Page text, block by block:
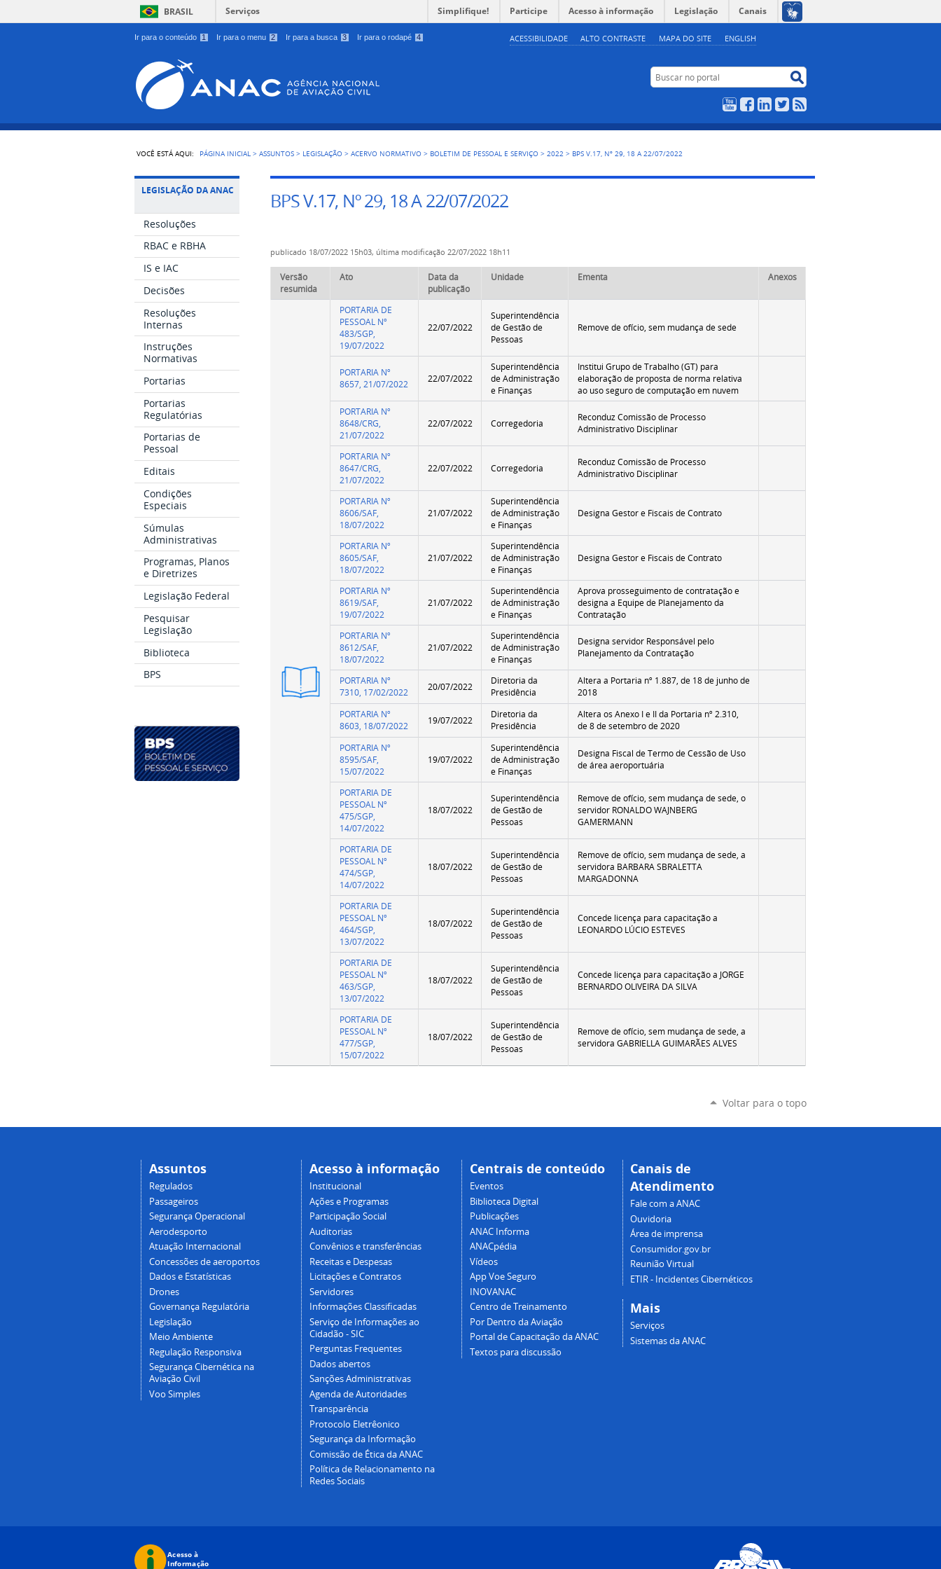
Ir para o conteúdo 1 Ir para o menu 2 Ir para a busca 3 Ir para o rodapé 4 ACESSIBILIDADE ALTO CONTRASTE MAPA DO SITE ENGLISH
BRASIL Serviços Simplifique! Participe Acesso à informação Legislação Canais
Buscar no portal
YouTubeFacebookLinkedIn
Twitter
VOCÊ ESTÁ AQUI: PÁGINA INICIAL >ASSUNTOS > LEGISLAÇÃO >ACERVO NORMATIVO > BOLETIM DE PESSOAL E SERVIÇO >2022 > BPS V.17, Nº 29, 18 A 22/07/2022
LEGISLAÇÃO DA ANAC
Resoluções
RBAC e RBHA
IS e IAC
Decisões
Resoluções
Internas
Instruções
Normativas
Portarias
Portarias
Regulatórias
Portarias de
Pessoal
Editais
Condições
Especiais
Súmulas
Administrativas
Programas, Planos
e Diretrizes
Legislação Federal
Pesquisar
Legislação
Biblioteca
BPS
BPS V.17, Nº 29, 18 A 22/07/2022
publicado 18/07/2022 15h03, última modificação 22/07/2022 18h11
Versão
resumida
Ato
Data da
publicação
Unidade Ementa Anexos
Versão
Resumida
PORTARIA DE
PESSOAL Nº
483/SGP,
19/07/2022
22/07/2022
Superintendência
de Gestão de
Pessoas
Remove de ofício, sem mudança de sede
PORTARIA Nº
8657, 21/07/2022
22/07/2022
Superintendência
de Administração
e Finanças
Institui Grupo de Trabalho (GT) para
elaboração de proposta de norma relativa
ao uso seguro de computação em nuvem
PORTARIA Nº
8648/CRG,
21/07/2022
22/07/2022 Corregedoria
Reconduz Comissão de Processo
Administrativo Disciplinar
PORTARIA Nº
8647/CRG,
21/07/2022
22/07/2022 Corregedoria
Reconduz Comissão de Processo
Administrativo Disciplinar
PORTARIA Nº
8606/SAF,
18/07/2022
21/07/2022
Superintendência
de Administração
e Finanças
Designa Gestor e Fiscais de Contrato
PORTARIA Nº
8605/SAF,
18/07/2022
21/07/2022
Superintendência
de Administração
e Finanças
Designa Gestor e Fiscais de Contrato
PORTARIA Nº
8619/SAF,
19/07/2022
21/07/2022
Superintendência
de Administração
e Finanças
Aprova prosseguimento de contratação e
designa a Equipe de Planejamento da
Contratação
PORTARIA Nº
8612/SAF,
18/07/2022
21/07/2022
Superintendência
de Administração
e Finanças
Designa servidor Responsável pelo
Planejamento da Contratação
PORTARIA Nº
7310, 17/02/2022
20/07/2022
Diretoria da
Presidência
Altera a Portaria nº 1.887, de 18 de junho de
2018
PORTARIA Nº
8603, 18/07/2022
19/07/2022
Diretoria da
Presidência
Altera os Anexo I e II da Portaria nº 2.310,
de 8 de setembro de 2020
PORTARIA Nº
8595/SAF,
15/07/2022
19/07/2022
Superintendência
de Administração
e Finanças
Designa Fiscal de Termo de Cessão de Uso
de área aeroportuária
PORTARIA DE
PESSOAL Nº
475/SGP,
14/07/2022
18/07/2022
Superintendência
de Gestão de
Pessoas
Remove de ofício, sem mudança de sede, o
servidor RONALDO WAJNBERG
GAMERMANN
PORTARIA DE
PESSOAL Nº
474/SGP,
14/07/2022
18/07/2022
Superintendência
de Gestão de
Pessoas
Remove de ofício, sem mudança de sede, a
servidora BARBARA SBRALETTA
MARGADONNA
PORTARIA DE
PESSOAL Nº
464/SGP,
13/07/2022
18/07/2022
Superintendência
de Gestão de
Pessoas
Concede licença para capacitação a
LEONARDO LÚCIO ESTEVES
PORTARIA DE
PESSOAL Nº
463/SGP,
13/07/2022
18/07/2022
Superintendência
de Gestão de
Pessoas
Concede licença para capacitação a JORGE
BERNARDO OLIVEIRA DA SILVA
PORTARIA DE
PESSOAL Nº
477/SGP,
15/07/2022
18/07/2022
Superintendência
de Gestão de
Pessoas
Remove de ofício, sem mudança de sede, a
servidora GABRIELLA GUIMARÃES ALVES
Voltar para o topo
Assuntos
Regulados
Passageiros
Segurança Operacional
Aerodesporto
Atuação Internacional
Concessões de aeroportos
Dados e Estatísticas
Drones
Governança Regulatória
Legislação
Meio Ambiente
Regulação Responsiva
Segurança Cibernética na
Aviação Civil
Voo Simples
Acesso à informação
Institucional
Ações e Programas
Participação Social
Auditorias
Convênios e transferências
Receitas e Despesas
Licitações e Contratos
Servidores
Informações Classificadas
Serviço de Informações ao
Cidadão - SIC
Perguntas Frequentes
Dados abertos
Sanções Administrativas
Agenda de Autoridades
Transparência
Protocolo Eletrêonico
Segurança da Informação
Comissão de Ética da ANAC
Política de Relacionamento na
Redes Sociais
Centrais de conteúdo
Eventos
Biblioteca Digital
Publicações
ANAC Informa
ANACpédia
Vídeos
App Voe Seguro
INOVANAC
Centro de Treinamento
Por Dentro da Aviação
Portal de Capacitação da ANAC
Textos para discussão
Canais de
Atendimento
Fale com a ANAC
Ouvidoria
Área de imprensa
Consumidor.gov.br
Reunião Virtual
ETIR - Incidentes Cibernéticos
Mais
Serviços
Sistemas da ANAC